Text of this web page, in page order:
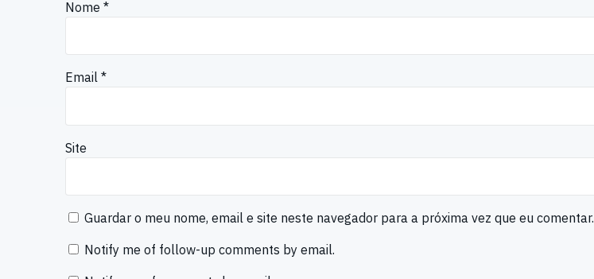
Nome *
Email *
Site
Guardar o meu nome, email e site neste navegador para a próxima vez que eu comentar.
Notify me of follow-up comments by email.